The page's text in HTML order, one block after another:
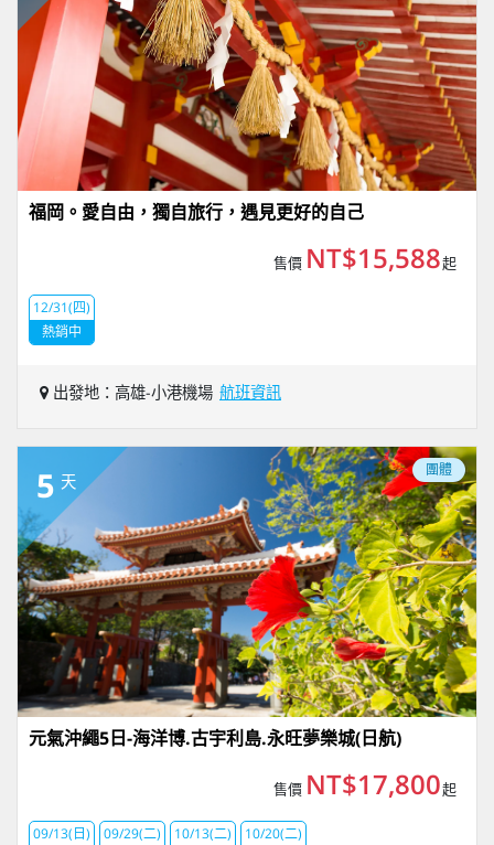
福岡。愛自由，獨自旅行，遇見更好的自己
售價 NT$15,588起
12/31(四)
熱銷中
出發地：高雄-小港機場 航班資訊
5 天
團體
元氣沖繩5日-海洋博.古宇利島.永旺夢樂城(日航)
售價 NT$17,800起
09/13(日)
09/29(二)
10/13(二)
10/20(二)